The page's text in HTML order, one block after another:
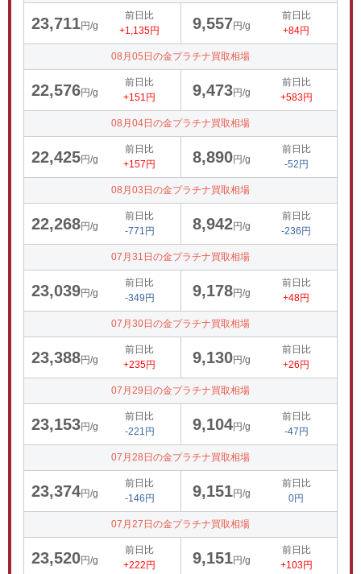
23,711円/g
前日比
+1,135円
9,557円/g
前日比
+84円
08月05日の金プラチナ買取相場
22,576円/g
前日比
+151円
9,473円/g
前日比
+583円
08月04日の金プラチナ買取相場
22,425円/g
前日比
+157円
8,890円/g
前日比
-52円
08月03日の金プラチナ買取相場
22,268円/g
前日比
-771円
8,942円/g
前日比
-236円
07月31日の金プラチナ買取相場
23,039円/g
前日比
-349円
9,178円/g
前日比
+48円
07月30日の金プラチナ買取相場
23,388円/g
前日比
+235円
9,130円/g
前日比
+26円
07月29日の金プラチナ買取相場
23,153円/g
前日比
-221円
9,104円/g
前日比
-47円
07月28日の金プラチナ買取相場
23,374円/g
前日比
-146円
9,151円/g
前日比
0円
07月27日の金プラチナ買取相場
23,520円/g
前日比
+222円
9,151円/g
前日比
+103円